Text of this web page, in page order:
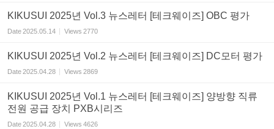
KIKUSUI 2025년 Vol.3 뉴스레터 [테크웨이즈] OBC 평가
Date2025.05.14 Views 2770
KIKUSUI 2025년 Vol.2 뉴스레터 [테크웨이즈] DC모터 평가
Date2025.04.28 Views 2869
KIKUSUI 2025년 Vol.1 뉴스레터 [테크웨이즈] 양방향 직류
전원 공급 장치 PXB시리즈
Date2025.04.28 Views 4626